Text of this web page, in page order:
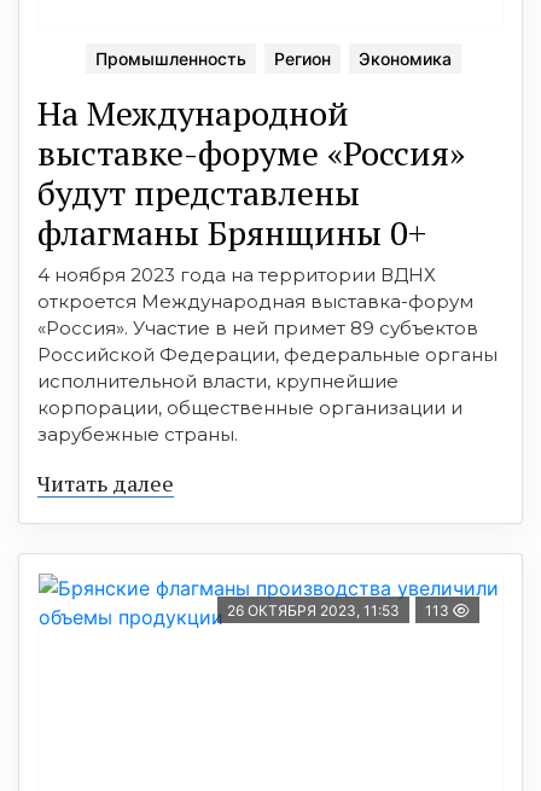
Промышленность Регион Экономика
На Международной
выставке-форуме «Россия»
будут представлены
флагманы Брянщины 0+
4 ноября 2023 года на территории ВДНХ
откроется Международная выставка-форум
«Россия». Участие в ней примет 89 субъектов
Российской Федерации, федеральные органы
исполнительной власти, крупнейшие
корпорации, общественные организации и
зарубежные страны.
Читать далее
26 ОКТЯБРЯ 2023, 11:53 113